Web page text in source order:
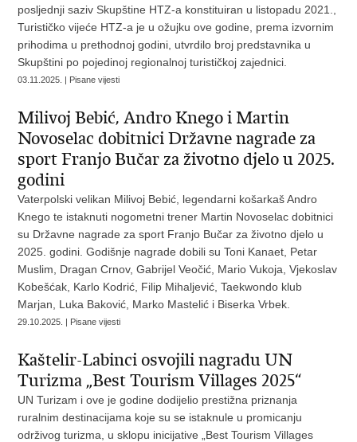
posljednji saziv Skupštine HTZ-a konstituiran u listopadu 2021.,
Turističko vijeće HTZ-a je u ožujku ove godine, prema izvornim
prihodima u prethodnoj godini, utvrdilo broj predstavnika u
Skupštini po pojedinoj regionalnoj turističkoj zajednici.
03.11.2025. | Pisane vijesti
Milivoj Bebić, Andro Knego i Martin
Novoselac dobitnici Državne nagrade za
sport Franjo Bučar za životno djelo u 2025.
godini
Vaterpolski velikan Milivoj Bebić, legendarni košarkaš Andro
Knego te istaknuti nogometni trener Martin Novoselac dobitnici
su Državne nagrade za sport Franjo Bučar za životno djelo u
2025. godini. Godišnje nagrade dobili su Toni Kanaet, Petar
Muslim, Dragan Crnov, Gabrijel Veočić, Mario Vukoja, Vjekoslav
Kobešćak, Karlo Kodrić, Filip Mihaljević, Taekwondo klub
Marjan, Luka Baković, Marko Mastelić i Biserka Vrbek.
29.10.2025. | Pisane vijesti
Kaštelir-Labinci osvojili nagradu UN
Turizma „Best Tourism Villages 2025“
UN Turizam i ove je godine dodijelio prestižna priznanja
ruralnim destinacijama koje su se istaknule u promicanju
održivog turizma, u sklopu inicijative „Best Tourism Villages